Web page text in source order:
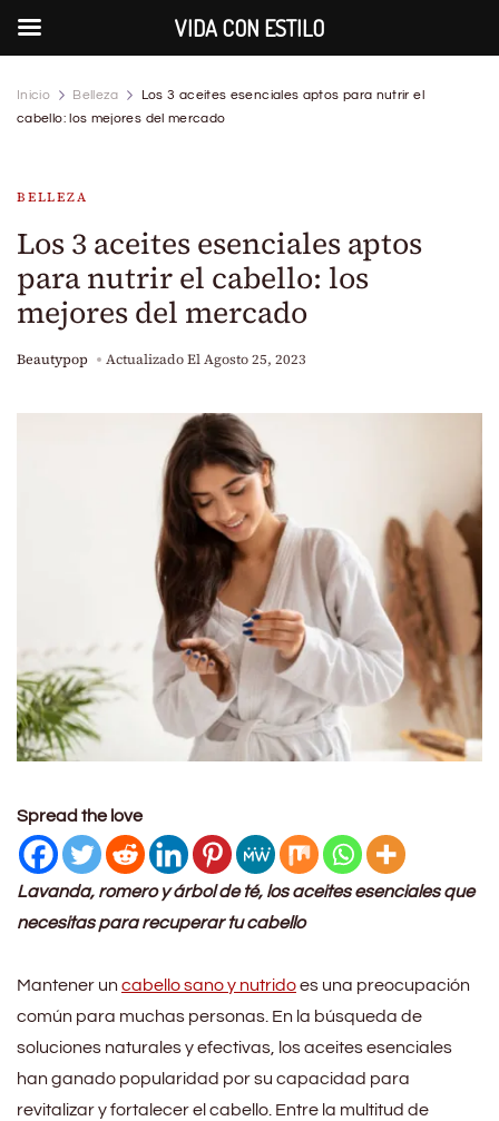
Inicio Belleza
Los 3 aceites esenciales aptos para nutrir el
cabello: los mejores del mercado
BELLEZA
Los 3 aceites esenciales aptos
para nutrir el cabello: los
mejores del mercado
Beautypop Actualizado ElAgosto 25, 2023
Spread the love
Lavanda, romero y árbol de té, los aceites esenciales que
necesitas para recuperar tu cabello
Mantener un cabello sano y nutridoes una preocupación
común para muchas personas. En la búsqueda de
soluciones naturales y efectivas, los aceites esenciales
han ganado popularidad por su capacidad para
revitalizar y fortalecer el cabello. Entre la multitud de
VIDA CON ESTILO